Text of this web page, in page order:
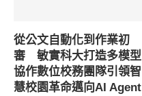
從公文自動化到作業初
審 敏實科大打造多模型
協作數位校務團隊引領智
慧校園革命邁向AI Agent